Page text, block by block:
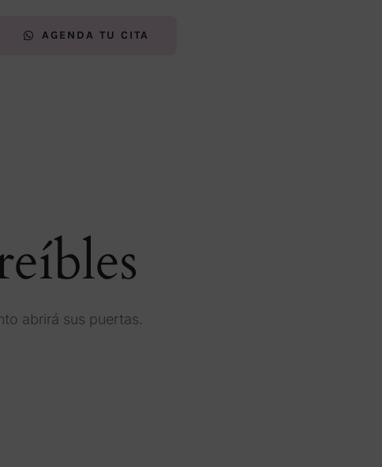
AGENDA TU CITA
abrirá sus puertas.